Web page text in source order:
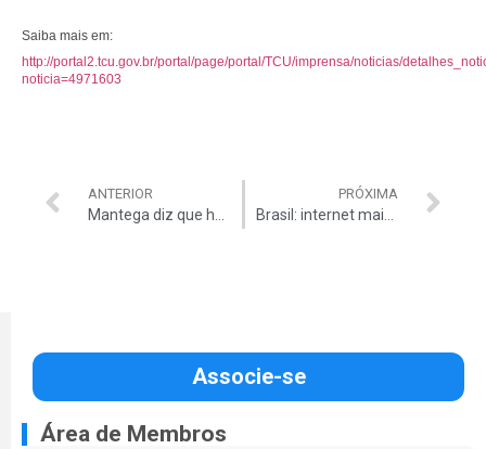
Saiba mais em:
http://portal2.tcu.gov.br/portal/page/portal/TCU/imprensa/noticias/
noticia=4971603
ANTERIOR PRÓXIMA
Associe-se
Área de Membros